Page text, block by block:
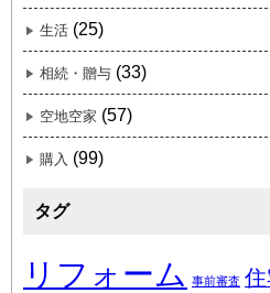
生活 (25)
相続・贈与 (33)
空地空家 (57)
購入 (99)
タグ
リフォーム 事前審査